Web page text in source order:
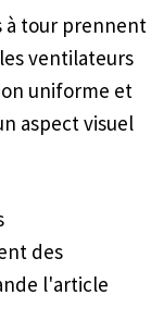
à tour prennent
ventilateurs
uniforme et
aspect visuel
des
l'article